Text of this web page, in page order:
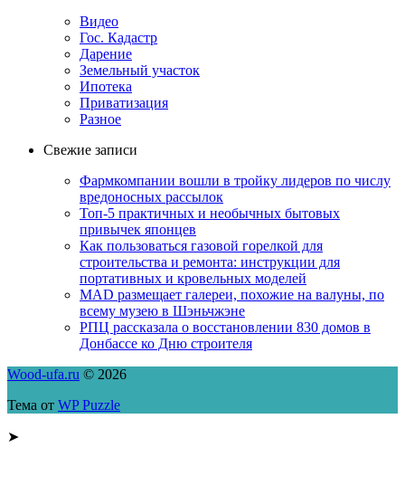
Видео
Гос. Кадастр
Дарение
Земельный участок
Ипотека
Приватизация
Разное
Свежие записи
Фармкомпании вошли в тройку лидеров по числу
вредоносных рассылок
Топ-5 практичных и необычных бытовых
привычек японцев
Как пользоваться газовой горелкой для
строительства и ремонта: инструкции для
портативных и кровельных моделей
MAD размещает галереи, похожие на валуны, по
всему музею в Шэньчжэне
РПЦ рассказала о восстановлении 830 домов в
Донбассе ко Дню строителя
Wood-ufa.ru © 2026
Тема от WP Puzzle
➤